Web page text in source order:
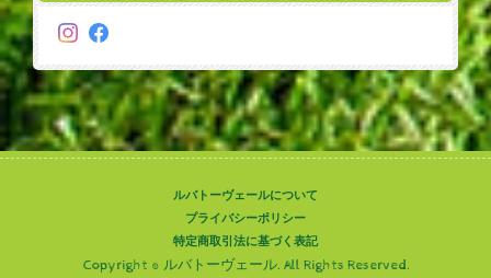
ルバトーヴェールについて
プライバシーポリシー
特定商取引法に基づく表記
Copyright © ルバトーヴェール. All Rights Reserved.